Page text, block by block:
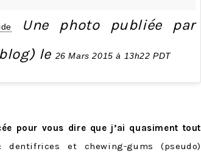
Une photo publiée par
le 26 Mars 2015 à 13h22 PDT
pour vous dire que j’ai quasiment tout
et chewing-gums (pseudo)